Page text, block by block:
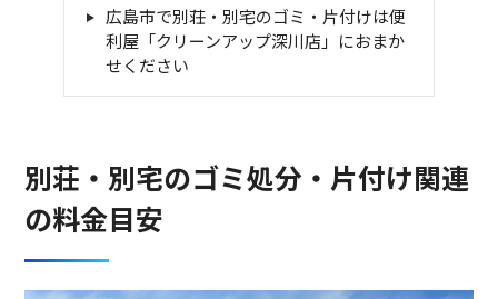
広島市で別荘・別宅のゴミ・片付けは便
利屋「クリーンアップ深川店」におまか
せください
別荘・別宅のゴミ処分・片付け関連
の料金目安